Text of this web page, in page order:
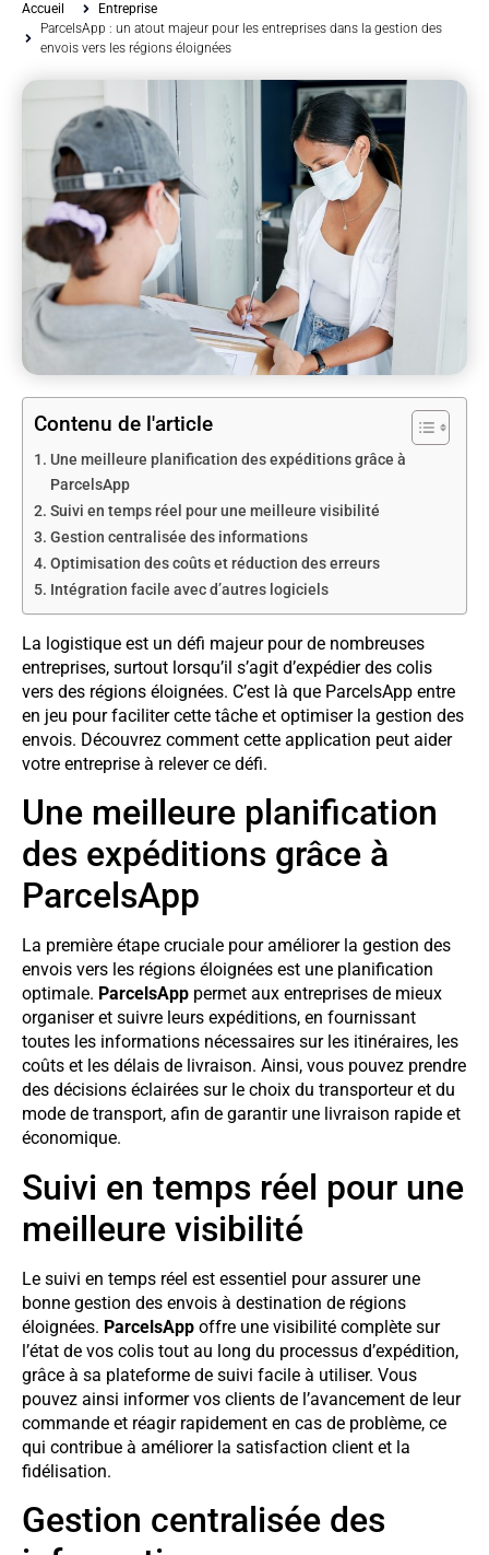
Accueil
Entreprise
ParcelsApp : un atout majeur pour les entreprises dans la gestion des
envois vers les régions éloignées
Contenu de l'article
Une meilleure planification des expéditions grâce à
ParcelsApp
Suivi en temps réel pour une meilleure visibilité
Gestion centralisée des informations
Optimisation des coûts et réduction des erreurs
Intégration facile avec d’autres logiciels
La logistique est un défi majeur pour de nombreuses
entreprises, surtout lorsqu’il s’agit d’expédier des colis
vers des régions éloignées. C’est là que ParcelsApp entre
en jeu pour faciliter cette tâche et optimiser la gestion des
envois. Découvrez comment cette application peut aider
votre entreprise à relever ce défi.
Une meilleure planification
des expéditions grâce à
ParcelsApp
La première étape cruciale pour améliorer la gestion des
envois vers les régions éloignées est une planification
optimale. ParcelsApp permet aux entreprises de mieux
organiser et suivre leurs expéditions, en fournissant
toutes les informations nécessaires sur les itinéraires, les
coûts et les délais de livraison. Ainsi, vous pouvez prendre
des décisions éclairées sur le choix du transporteur et du
mode de transport, afin de garantir une livraison rapide et
économique.
Suivi en temps réel pour une
meilleure visibilité
Le suivi en temps réel est essentiel pour assurer une
bonne gestion des envois à destination de régions
éloignées. ParcelsApp offre une visibilité complète sur
l’état de vos colis tout au long du processus d’expédition,
grâce à sa plateforme de suivi facile à utiliser. Vous
pouvez ainsi informer vos clients de l’avancement de leur
commande et réagir rapidement en cas de problème, ce
qui contribue à améliorer la satisfaction client et la
fidélisation.
Gestion centralisée des